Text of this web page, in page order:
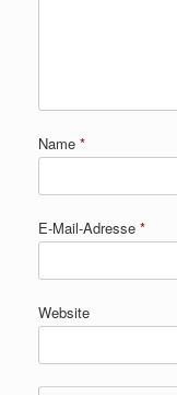
Name *
E-Mail-Adresse *
Website